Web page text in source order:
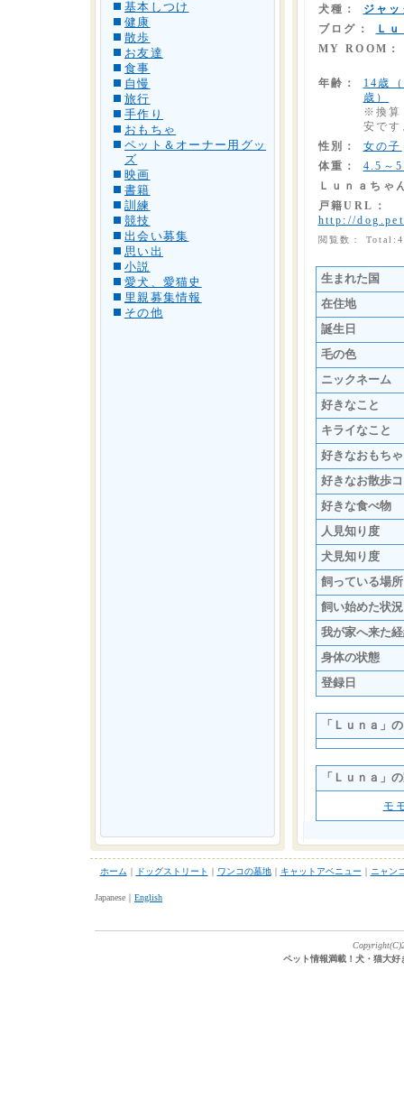
基本しつけ
健康
散歩
お友達
食事
自慢
旅行
手作り
おもちゃ
ペット＆オーナー用グッ
ズ
映画
書籍
訓練
競技
出会い募集
思い出
小説
愛犬、愛猫史
里親募集情報
その他
犬種：
ジャ
ブログ：
Ｌ
MY ROOM：
年齢：
14歳
歳）
※換算
安です
性別：
女の子
体重：
4.5～
Ｌｕｎａちゃ
戸籍URL：
http://
閲覧数：
生まれた国
在住地
誕生日
毛の色
ニックネーム
好きなこと
キライなこと
好きなおもちゃ
好きなお散歩
好きな食べ物
人見知り度
犬見知り度
飼っている場所
飼い始めた状況
我が家へ来た
身体の状態
登録日
「Ｌｕｎａ」
「Ｌｕｎａ」
モ
ホーム ｜ ドッグストリート ｜ ワンコの墓地｜ キャットアベニュー ｜ ニャン
Japanese｜ English
ペット情報満載！犬・猫大